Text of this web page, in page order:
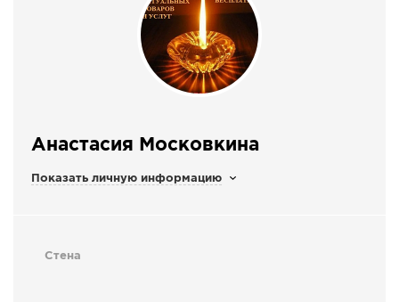
ОБЪЯВЛЕНИЯ
КОНКУРСЫ
СТАТЬИ
Анастасия Московкина
Показать личную информацию
Стена